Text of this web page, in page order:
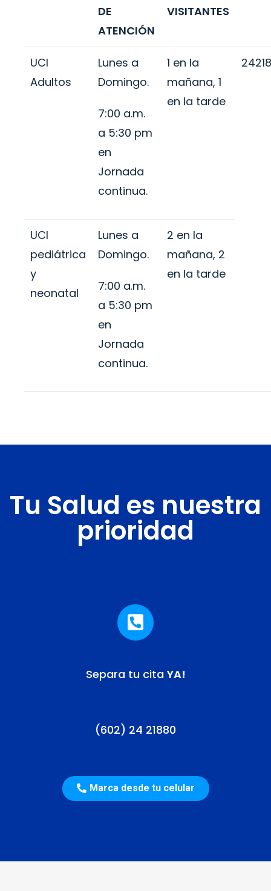
DE
ATENCIÓN
VISITANTES
UCI
Adultos
Lunes a
Domingo.
7:00 a.m.
a 5:30 pm
en
Jornada
continua.
1 en la
mañana, 1
en la tarde
UCI
pediátrica
y
neonatal
Lunes a
Domingo.
7:00 a.m.
a 5:30 pm
en
Jornada
continua.
2 en la
mañana, 2
en la tarde
Tu Salud es nuestra
prioridad
Separa tu cita YA!
(602) 24 21880
Marca desde tu celular